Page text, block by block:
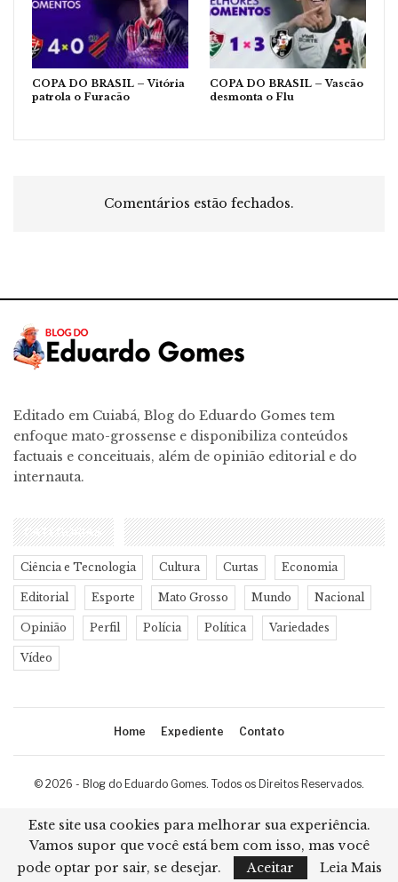
COPA DO BRASIL – Vitória
patrola o Furacão
COPA DO BRASIL – Vascão
desmonta o Flu
Comentários estão fechados.
Editado em Cuiabá, Blog do Eduardo Gomes tem
enfoque mato-grossense e disponibiliza conteúdos
factuais e conceituais, além de opinião editorial e do
internauta.
CATEGORIAS
Ciência e Tecnologia Cultura Curtas Economia
Editorial Esporte Mato Grosso Mundo Nacional
Opinião Perfil Polícia Política Variedades
Vídeo
Home Expediente Contato
© 2026 - Blog do Eduardo Gomes. Todos os Direitos Reservados.
Desenvolvimento:Ricard Cristian
Este site usa cookies para melhorar sua experiência.
Vamos supor que você está bem com isso, mas você
pode optar por sair, se desejar.
Aceitar Leia Mais